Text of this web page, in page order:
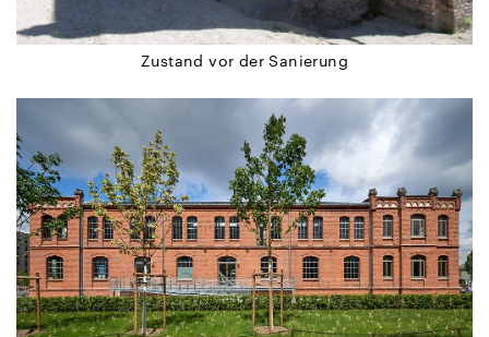
Zustand vor der Sanierung